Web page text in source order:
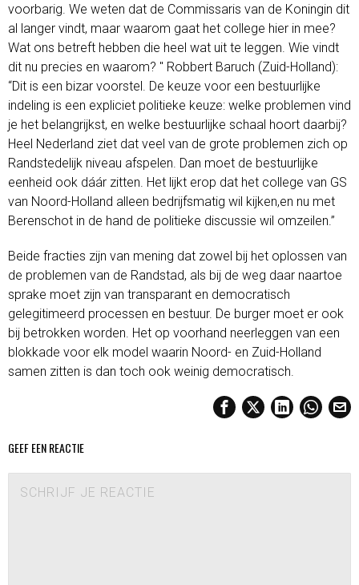
voorbarig. We weten dat de Commissaris van de Koningin dit
al langer vindt, maar waarom gaat het college hier in mee?
Wat ons betreft hebben die heel wat uit te leggen. Wie vindt
dit nu precies en waarom? " Robbert Baruch (Zuid-Holland):
“Dit is een bizar voorstel. De keuze voor een bestuurlijke
indeling is een expliciet politieke keuze: welke problemen vind
je het belangrijkst, en welke bestuurlijke schaal hoort daarbij?
Heel Nederland ziet dat veel van de grote problemen zich op
Randstedelijk niveau afspelen. Dan moet de bestuurlijke
eenheid ook dáár zitten. Het lijkt erop dat het college van GS
van Noord-Holland alleen bedrijfsmatig wil kijken,en nu met
Berenschot in de hand de politieke discussie wil omzeilen.”
Beide fracties zijn van mening dat zowel bij het oplossen van
de problemen van de Randstad, als bij de weg daar naartoe
sprake moet zijn van transparant en democratisch
gelegitimeerd processen en bestuur. De burger moet er ook
bij betrokken worden. Het op voorhand neerleggen van een
blokkade voor elk model waarin Noord- en Zuid-Holland
samen zitten is dan toch ook weinig democratisch.
GEEF EEN REACTIE